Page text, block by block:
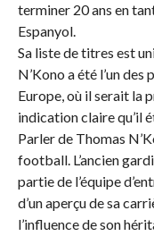
terminer 20 ans en
Espanyol.
Sa liste de titres est
N’Kono a été l’un
Europe, où il serait la
indication claire qu’il
Parler de Thomas
football. L’ancien
partie de l’équipe
d’un aperçu de sa
l’influence de son